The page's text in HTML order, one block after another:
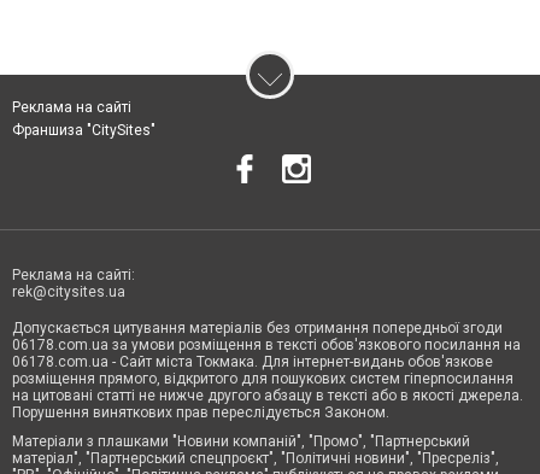
Реклама на сайті
Франшиза "CitySites"
Реклама на сайті:
rek@citysites.ua
Допускається цитування матеріалів без отримання попередньої згоди
06178.com.ua за умови розміщення в тексті обов'язкового посилання на
06178.com.ua - Сайт міста Токмака. Для інтернет-видань обов'язкове
розміщення прямого, відкритого для пошукових систем гіперпосилання
на цитовані статті не нижче другого абзацу в тексті або в якості джерела.
Порушення виняткових прав переслідується Законом.
Матеріали з плашками "Новини компаній", "Промо", "Партнерський
матеріал", "Партнерський спецпроєкт", "Політичні новини", "Пресреліз",